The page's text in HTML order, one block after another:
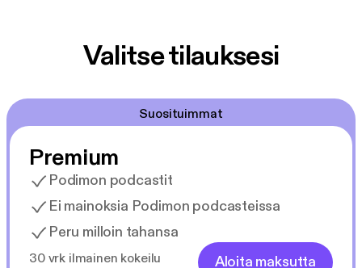
Valitse tilauksesi
Suosituimmat
Premium
Podimon podcastit
Ei mainoksia Podimon podcasteissa
Peru milloin tahansa
30 vrk ilmainen kokeilu
Aloita maksutta